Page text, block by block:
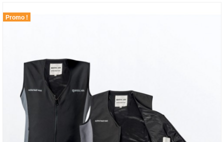
Promo !